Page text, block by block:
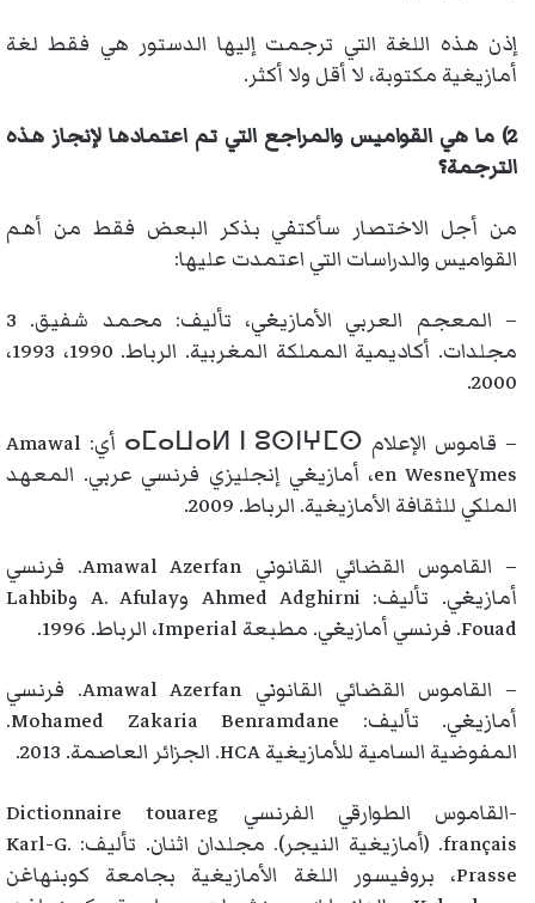
إذن هذه اللغة التي ترجمت إليها الدستور هي فقط لغة
أمازيغية مكتوبة، لا أقل ولا أكثر.
2) ما هي القواميس والمراجع التي تم اعتمادها لإنجاز هذه
الترجمة؟
من أجل الاختصار سأكتفي بذكر البعض فقط من أهم
القواميس والدراسات التي اعتمدت عليها:
– المعجم العربي الأمازيغي، تأليف: محمد شفيق. 3
مجلدات. أكاديمية المملكة المغربية. الرباط. 1990، 1993،
2000.
– قاموس الإعلام ⴰⵎⴰⵡⴰⵍ ⵏ ⵓⵙⵏⵖⵎⵙ أي: Amawal
en Wesneɣmes، أمازيغي إنجليزي فرنسي عربي. المعهد
الملكي للثقافة الأمازيغية. الرباط. 2009.
– القاموس القضائي القانوني Amawal Azerfan. فرنسي
أمازيغي. تأليف: Ahmed Adghirni وA. Afulay وLahbib
Fouad. فرنسي أمازيغي. مطبعة Imperial، الرباط. 1996.
– القاموس القضائي القانوني Amawal Azerfan. فرنسي
أمازيغي. تأليف: Mohamed Zakaria Benramdane.
المفوضية السامية للأمازيغية HCA. الجزائر العاصمة. 2013.
-القاموس الطوارقي الفرنسي Dictionnaire touareg
français. (أمازيغية النيجر). مجلدان اثنان. تأليف: Karl-G.
Prasse، بروفيسور اللغة الأمازيغية بجامعة كوبنهاغن